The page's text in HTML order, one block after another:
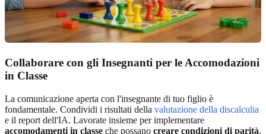
Collaborare con gli Insegnanti per le Accomodazioni
in Classe
La comunicazione aperta con l'insegnante di tuo figlio è
fondamentale. Condividi i risultati della valutazione della discalculia
e il report dell'IA. Lavorate insieme per implementare
accomodamenti in classe che possano creare condizioni di parità.